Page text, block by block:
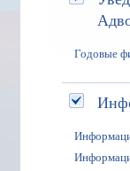
Годовые